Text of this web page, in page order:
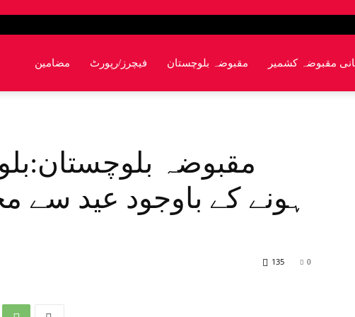
مضامین فیچرز/رپورٹ مقبوضہ بلوچستان مقبوضہ کشمیر
مقبوضہ
ہونے کے باوجود عید سے
0
135